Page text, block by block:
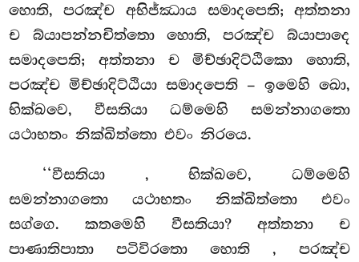
හොති, පරඤ්ච අභිජ්ඣාය සමාදපෙති; අත්තනා
ච බ්යාපන්නචිත්තො හොති, පරඤ්ච බ්යාපාදෙ
සමාදපෙති; අත්තනා ච මිච්ඡාදිට්ඨිකො හොති,
පරඤ්ච මිච්ඡාදිට්ඨියා සමාදපෙති – ඉමෙහි ඛො,
භික්ඛවෙ, වීසතියා ධම්මෙහි සමන්නාගතො
යථාභතං නික්ඛිත්තො එවං නිරයෙ.
‘‘වීසතියා , භික්ඛවෙ, ධම්මෙහි
සමන්නාගතො යථාභතං නික්ඛිත්තො එවං
සග්ගෙ. කතමෙහි වීසතියා? අත්තනා ච
පාණාතිපාතා පටිවිරතො හොති , පරඤ්ච